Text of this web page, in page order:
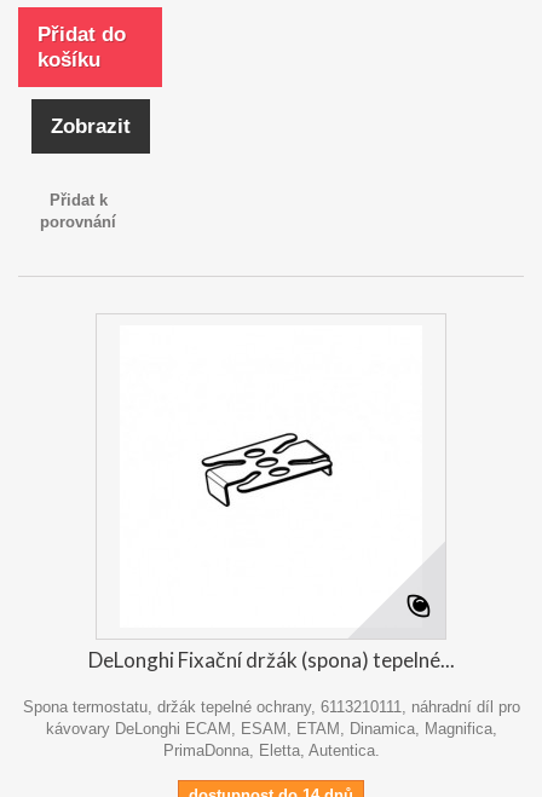
Přidat do
košíku
Zobrazit
Přidat k
porovnání
DeLonghi Fixační držák (spona) tepelné...
Spona termostatu, držák tepelné ochrany, 6113210111, náhradní díl pro
kávovary DeLonghi ECAM, ESAM, ETAM, Dinamica, Magnifica,
PrimaDonna, Eletta, Autentica.